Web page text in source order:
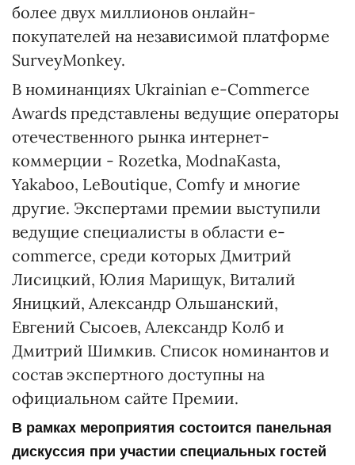
более двух миллионов онлайн-
покупателей на независимой платформе
SurveyMonkey.
В номинанциях Ukrainian e-Commerce
Awards представлены ведущие операторы
отечественного рынка интернет-
коммерции - Rozetka, ModnaKasta,
Yakaboo, LeBoutique, Comfy и многие
другие. Экспертами премии выступили
ведущие специалисты в области e-
commerce, среди которых Дмитрий
Лисицкий, Юлия Марищук, Виталий
Яницкий, Александр Ольшанский,
Евгений Сысоев, Александр Колб и
Дмитрий Шимкив. Список номинантов и
состав экспертного доступны на
официальном сайте Премии.
В рамках мероприятия состоится панельная
дискуссия при участии специальных гостей